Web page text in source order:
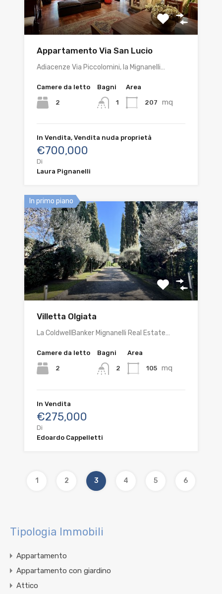
Appartamento Via San Lucio
Adiacenze Via Piccolomini, la Mignanelli…
Camere da letto
2
Bagni
1
Area
207 mq
In Vendita, Vendita nuda proprietà
€700,000
Di
Laura Pignanelli
In primo piano
Villetta Olgiata
La ColdwellBanker Mignanelli Real Estate…
Camere da letto
2
Bagni
2
Area
105 mq
In Vendita
€275,000
Di
Edoardo Cappelletti
1 2 3 4 5 6
Tipologia Immobili
Appartamento
Appartamento con giardino
Attico